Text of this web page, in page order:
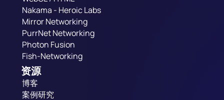
Nakama - Heroic Labs
Mirror Networking
PurrNet Networking
Photon Fusion
Fish-Networking
资源
博客
案例研究